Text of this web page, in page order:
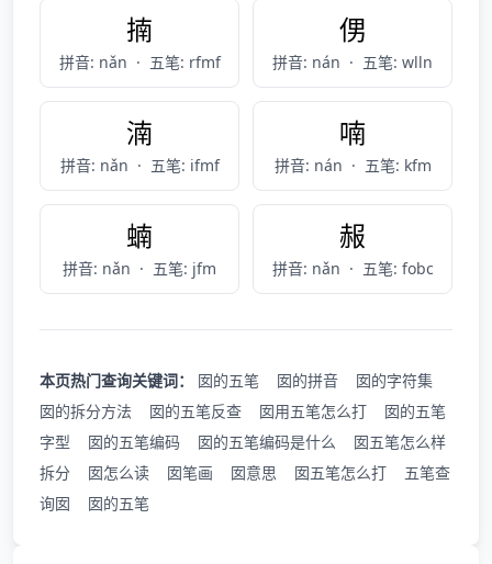
揇
拼音: nǎn · 五笔: rfmf
侽
拼音: nán · 五笔: wlln
湳
拼音: nǎn · 五笔: ifmf
喃
拼音: nán · 五笔: kfm
蝻
拼音: nǎn · 五笔: jfm
赧
拼音: nǎn · 五笔: fobc
本页热门查询关键词： 囡的五笔 囡的拼音
囡的字符集
囡的拆分方法
囡的五笔反查 囡用五笔怎么打
囡的五笔
字型
囡的五笔编码 囡的五笔编码是什么
囡五笔怎么样
拆分
囡怎么读 囡笔画 囡意思 囡五笔怎么打
五笔查
询囡
囡的五笔